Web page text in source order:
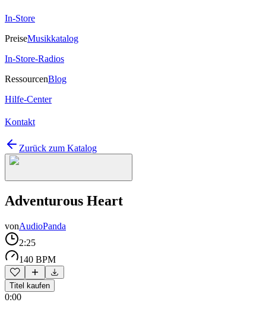
In-Store
PreiseMusikkatalog
In-Store-Radios
RessourcenBlog
Hilfe-Center
Kontakt
Zurück zum Katalog
Adventurous Heart
vonAudioPanda
2:25
140 BPM
Titel kaufen
0:00